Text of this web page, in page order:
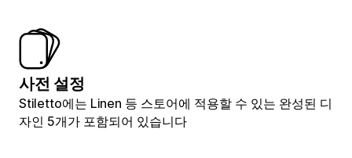
사전 설정
Stiletto에는 Linen 등 스토어에 적용할 수 있는 완성된 디
자인 5개가 포함되어 있습니다